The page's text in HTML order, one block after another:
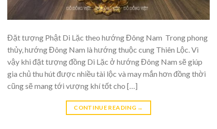
Đặt tượng Phật Di Lặc theo hướng Đông Nam Trong phong
thủy, hướng Đông Nam là hướng thuộc cung Thiên Lộc. Vì
vậy khi đặt tượng đồng Di Lặc ở hướng Đông Nam sẽ giúp
gia chủ thu hút được nhiều tài lộc và may mắn hơn đồng thời
cũng sẽ mang tới vượng khí tốt cho […]
CONTINUE READING →